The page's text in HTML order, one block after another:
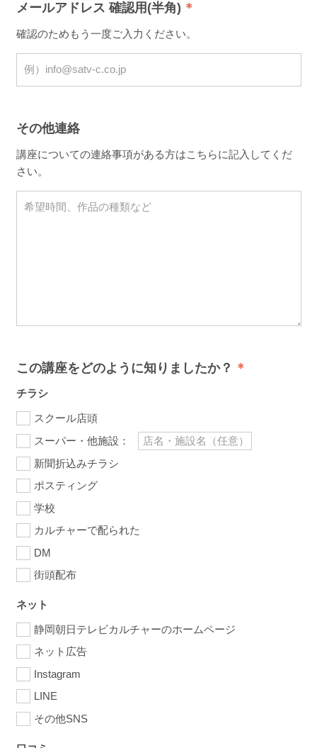
メールアドレス 確認用(半角)
確認のためもう一度ご入力ください。
その他連絡
講座についての連絡事項がある方はこちらに記入してくだ
さい。
この講座をどのように知りましたか？
チラシ
スクール店頭
スーパー・他施設：
新聞折込みチラシ
ポスティング
学校
カルチャーで配られた
DM
街頭配布
ネット
静岡朝日テレビカルチャーのホームページ
ネット広告
Instagram
LINE
その他SNS